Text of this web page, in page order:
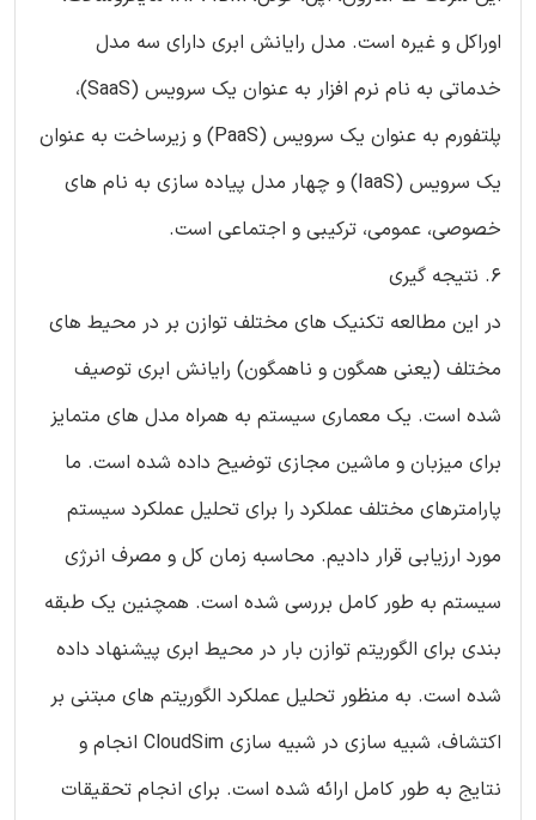
اوراکل و غیره است. مدل رایانش ابری دارای سه مدل
خدماتی به نام نرم افزار به عنوان یک سرویس (SaaS)،
پلتفورم به عنوان یک سرویس (PaaS) و زیرساخت به عنوان
یک سرویس (IaaS) و چهار مدل پیاده سازی به نام های
خصوصی، عمومی، ترکیبی و اجتماعی است.
6. نتیجه گیری
در این مطالعه تکنیک های مختلف توازن بر در محیط های
مختلف (یعنی همگون و ناهمگون) رایانش ابری توصیف
شده است. یک معماری سیستم به همراه مدل های متمایز
برای میزبان و ماشین مجازی توضیح داده شده است. ما
پارامترهای مختلف عملکرد را برای تحلیل عملکرد سیستم
مورد ارزیابی قرار دادیم. محاسبه زمان کل و مصرف انرژی
سیستم به طور کامل بررسی شده است. همچنین یک طبقه
بندی برای الگوریتم توازن بار در محیط ابری پیشنهاد داده
شده است. به منظور تحلیل عملکرد الگوریتم های مبتنی بر
اکتشاف، شبیه سازی در شبیه سازی CloudSim انجام و
نتایج به طور کامل ارائه شده است. برای انجام تحقیقات